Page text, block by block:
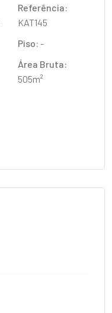
Referência:
KAT145
Piso: -
Área Bruta:
505m²